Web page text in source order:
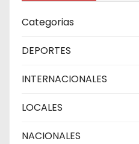
Categorias
DEPORTES
INTERNACIONALES
LOCALES
NACIONALES